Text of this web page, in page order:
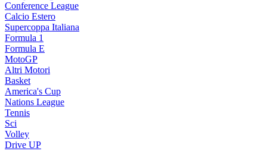
Conference League
Calcio Estero
Supercoppa Italiana
Formula 1
Formula E
MotoGP
Altri Motori
Basket
America's Cup
Nations League
Tennis
Sci
Volley
Drive UP